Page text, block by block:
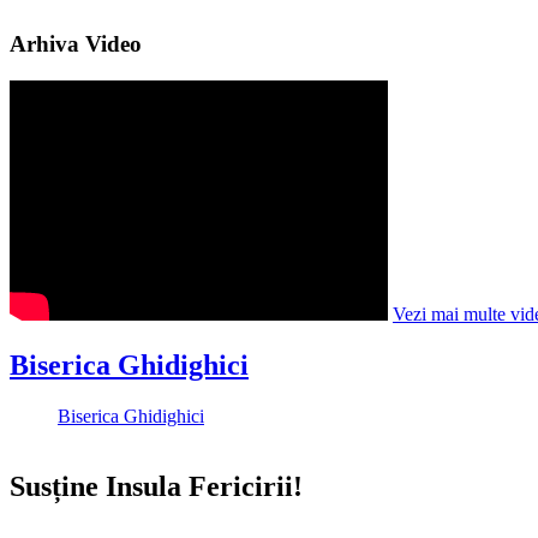
Arhiva Video
Vezi mai multe
Biserica Ghidighici
Biserica Ghidighici
Susține Insula Fericirii!